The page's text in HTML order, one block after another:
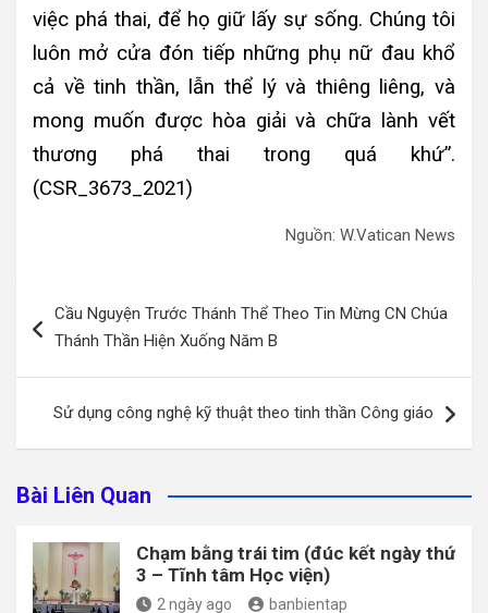
việc phá thai, để họ giữ lấy sự sống. Chúng tôi
luôn mở cửa đón tiếp những phụ nữ đau khổ
cả về tinh thần, lẫn thể lý và thiêng liêng, và
mong muốn được hòa giải và chữa lành vết
thương phá thai trong quá khứ”.
(CSR_3673_2021)
Nguồn: W.Vatican News
hướng
viết
Cầu Nguyện Trước Thánh Thể Theo Tin Mừng CN Chúa
Thánh Thần Hiện Xuống Năm B
Sử dụng công nghệ kỹ thuật theo tinh thần Công giáo
Bài Liên Quan
Chạm bằng trái tim (đúc kết ngày thứ
3 – Tĩnh tâm Học viện)
2 ngày ago banbientap